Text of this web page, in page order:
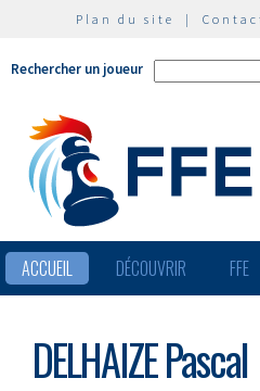
Plan du site |
Rechercher un joueur
ACCUEIL DÉCOUVRIR FFE
DELHAIZE Pascal